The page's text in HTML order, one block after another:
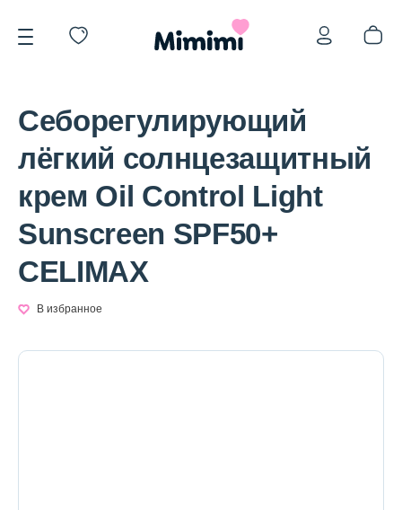
*OVERSTOCK -30%
Уход за лицом
Себорегулирующий
лёгкий солнцезащитный
крем Oil Control Light
Sunscreen SPF50+
CELIMAX
В избранное